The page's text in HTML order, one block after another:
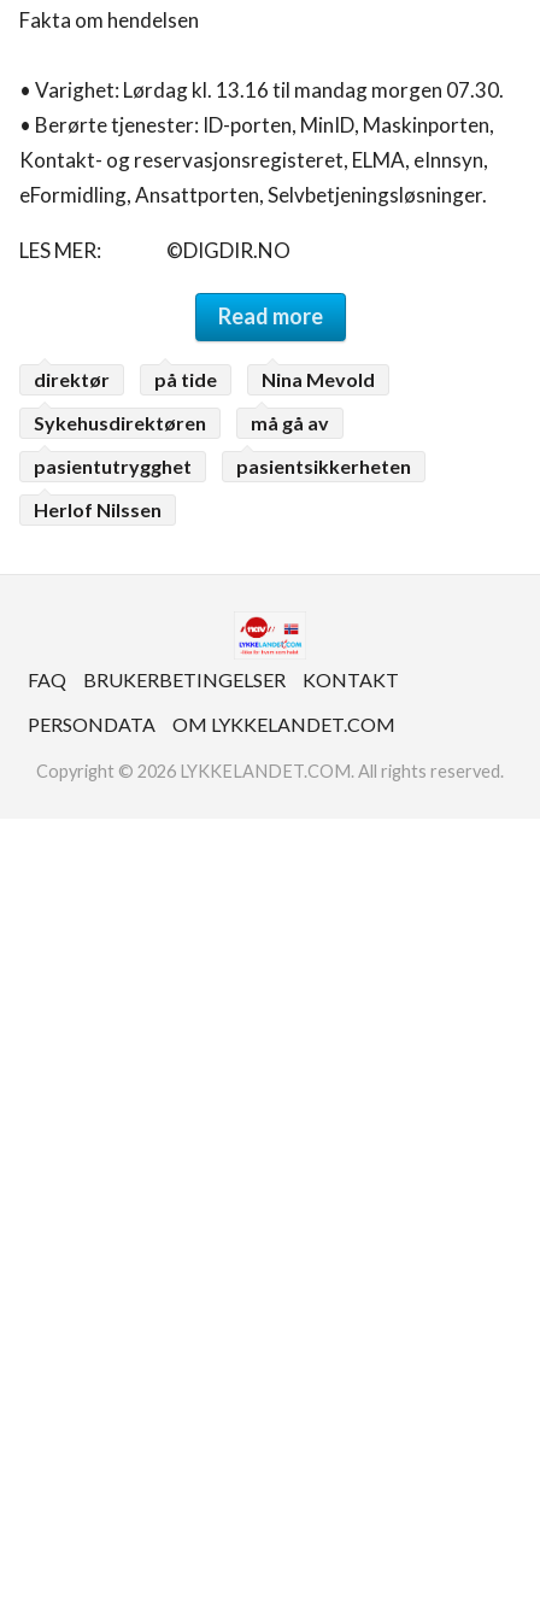
Fakta om hendelsen
• Varighet: Lørdag kl. 13.16 til mandag morgen 07.30.
• Berørte tjenester: ID-porten, MinID, Maskinporten,
Kontakt- og reservasjonsregisteret, ELMA, eInnsyn,
eFormidling, Ansattporten, Selvbetjeningsløsninger.
LES MER: ©DIGDIR.NO
Read more
direktør på tide
Nina Mevold
Sykehusdirektøren
må gå av
pasientutrygghet
pasientsikkerheten
Herlof Nilssen
FAQ BRUKERBETINGELSER
KONTAKT
PERSONDATA
OM LYKKELANDET.COM
Copyright © 2026 LYKKELANDET.COM. All rights reserved.